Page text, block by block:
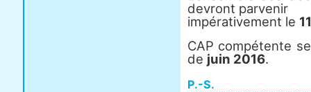
devront parvenir
impérativement le
CAP compétente
de juin 2016.
P.-S.